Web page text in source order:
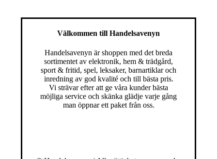
Välkommen till Handelsavenyn
Handelsavenyn är shoppen med det breda
sortimentet av elektronik, hem & trädgård,
sport & fritid, spel, leksaker, barnartiklar och
inredning av god kvalité och till bästa pris.
Vi strävar efter att ge våra kunder bästa
möjliga service och skänka glädje varje gång
man öppnar ett paket från oss.